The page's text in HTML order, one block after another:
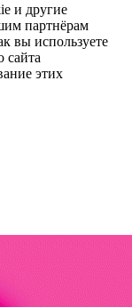
и другие
партнёрам
вы используете
сайта
этих